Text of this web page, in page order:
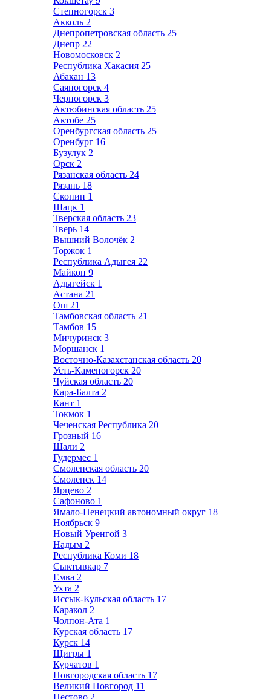
Степногорск 3
Акколь 2
Днепропетровская область 25
Днепр 22
Новомосковск 2
Республика Хакасия 25
Абакан 13
Саяногорск 4
Черногорск 3
Актюбинская область 25
Актобе 25
Оренбургская область 25
Оренбург 16
Бузулук 2
Орск 2
Рязанская область 24
Рязань 18
Скопин 1
Шацк 1
Тверская область 23
Тверь 14
Вышний Волочёк 2
Торжок 1
Республика Адыгея 22
Майкоп 9
Адыгейск 1
Астана 21
Ош 21
Тамбовская область 21
Тамбов 15
Мичуринск 3
Моршанск 1
Восточно-Казахстанская область 20
Усть-Каменогорск 20
Чуйская область 20
Кара-Балта 2
Кант 1
Токмок 1
Чеченская Республика 20
Грозный 16
Шали 2
Гудермес 1
Смоленская область 20
Смоленск 14
Ярцево 2
Сафоново 1
Ямало-Ненецкий автономный округ 18
Ноябрьск 9
Новый Уренгой 3
Надым 2
Республика Коми 18
Сыктывкар 7
Емва 2
Ухта 2
Иссык-Кульская область 17
Каракол 2
Чолпон-Ата 1
Курская область 17
Курск 14
Щигры 1
Курчатов 1
Новгородская область 17
Великий Новгород 11
Пестово 2